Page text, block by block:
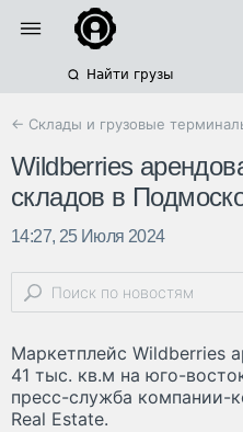
Найти грузы
← Склады и грузовые
Wildberries
складов в
14:27, 25 Июля 2024
Маркетплейс Wildberries
41 тыс. кв.м на юго-
пресс-служба компании-
Real Estate.